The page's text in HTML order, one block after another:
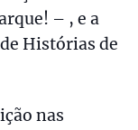
– , e a
Histórias de
nas